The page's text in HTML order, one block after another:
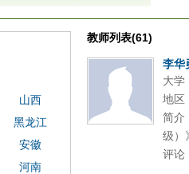
教师列表(61)
李华
大学
地区
简介
级）
评论
山西
黑龙江
安徽
河南